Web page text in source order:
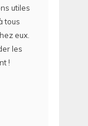
utiles
tous
eux.
les
!